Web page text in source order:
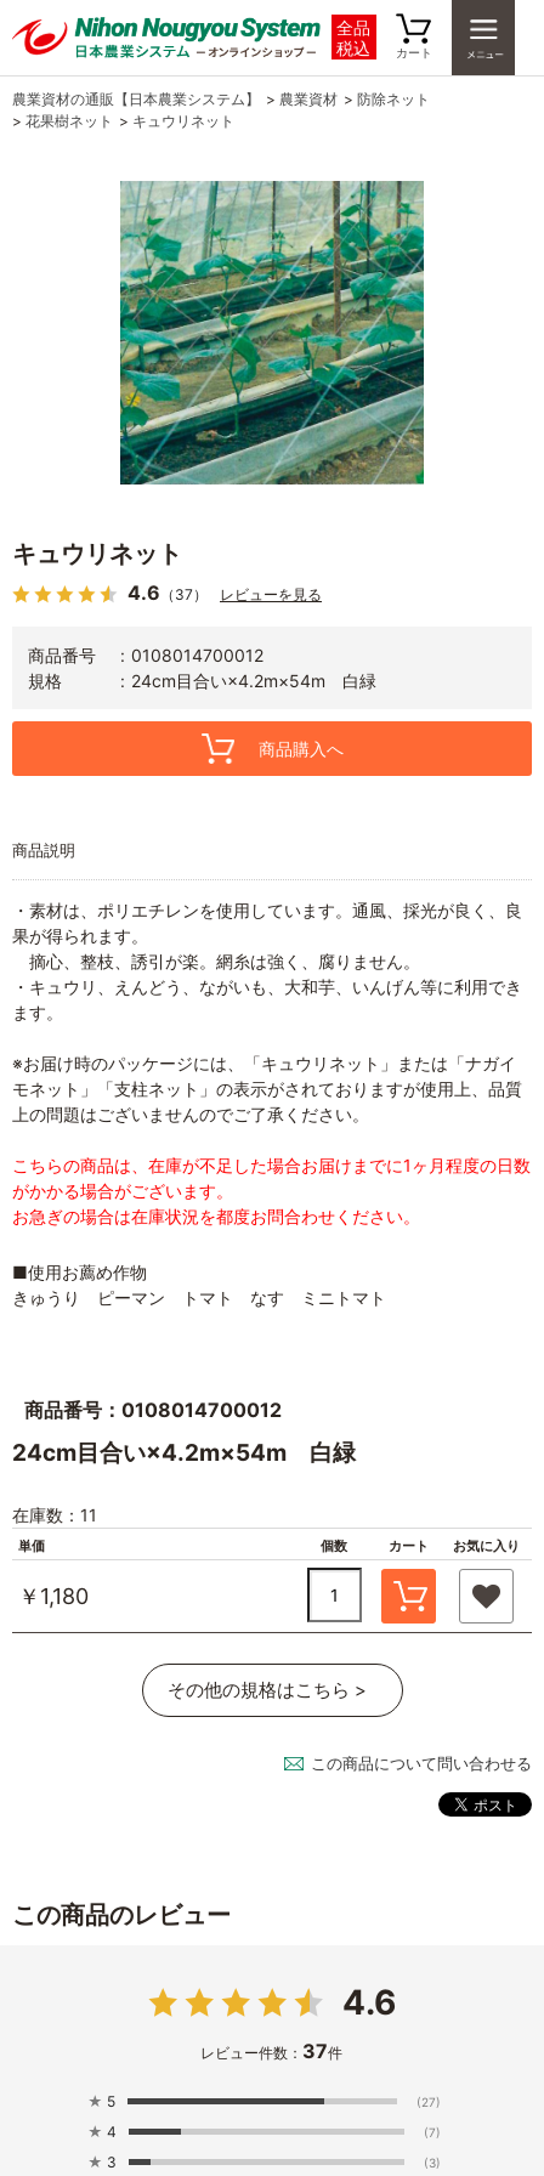
全品
税込
カート
農業資材の通販【日本農業システム】 > 農業資材 > 防除ネット
> 花果樹ネット > キュウリネット
キュウリネット
4.6 （37） レビューを見る
商品番号
0108014700012
規格
24cm目合い×4.2m×54m 白緑
商品購入へ
商品説明
・素材は、ポリエチレンを使用しています。通風、採光が良く、良
果が得られます。
摘心、整枝、誘引が楽。網糸は強く、腐りません。
・キュウリ、えんどう、ながいも、大和芋、いんげん等に利用でき
ます。
※お届け時のパッケージには、「キュウリネット」または「ナガイ
モネット」「支柱ネット」の表示がされておりますが使用上、品質
上の問題はございませんのでご了承ください。
こちらの商品は、在庫が不足した場合お届けまでに1ヶ月程度の日数
がかかる場合がございます。
お急ぎの場合は在庫状況を都度お問合わせください。
■使用お薦め作物
きゅうり ピーマン トマト なす ミニトマト
商品番号：0108014700012
24cm目合い×4.2m×54m 白緑
在庫数：11
単価 個数 カート お気に入り
￥1,180
その他の規格はこちら >
この商品について問い合わせる
この商品のレビュー
4.6
レビュー件数： 37件
★ 5 (27)
★ 4 (7)
★ 3 (3)